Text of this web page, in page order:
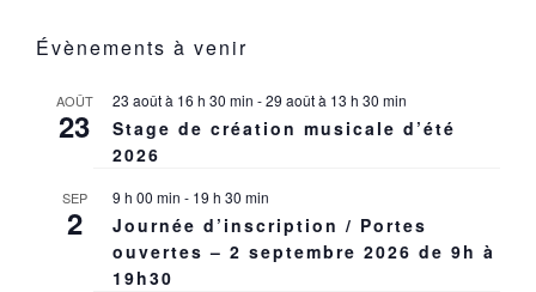
Évènements à venir
AOÛT
23
23 août à 16 h 30 min -29 août à 13 h 30 min
Stage de création musicale d’été
2026
SEP
2
9 h 00 min - 19 h 30 min
Journée d’inscription / Portes
ouvertes – 2 septembre 2026 de 9h à
19h30